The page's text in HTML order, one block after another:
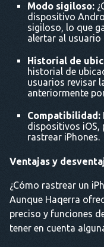
Modo sigiloso:
dispositivo
sigiloso, lo que
alertar al
Historial de
historial de
usuarios revisar
anteriormente
Compatibilidad:
dispositivos iOS,
rastrear iPhones.
Ventajas y
¿Cómo rastrear un
Aunque Haqerra
preciso y funciones
tener en cuenta